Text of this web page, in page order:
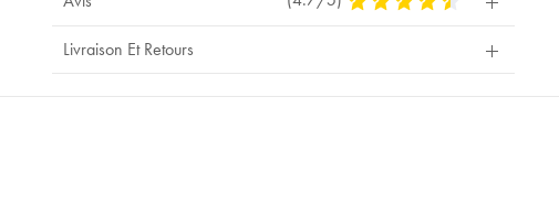
Stars
Livraison Et Retours